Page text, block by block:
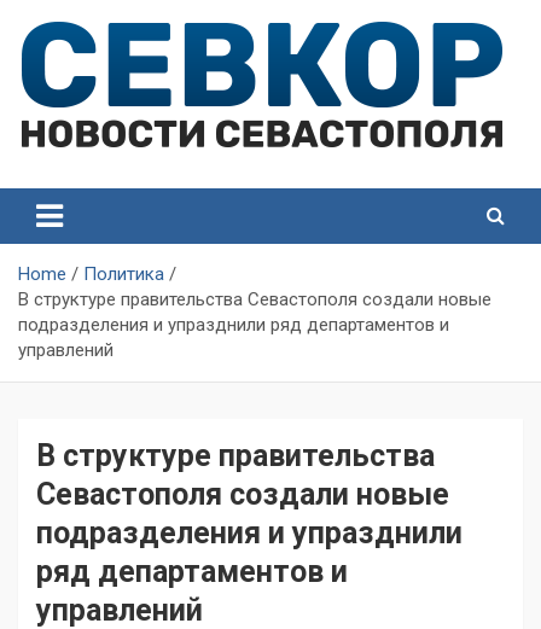
content
Севастополя
Севастополя
Home
Политика
В структуре правительства Севастополя создали новые
подразделения и упразднили ряд департаментов и
управлений
В структуре правительства
Севастополя создали новые
подразделения и упразднили
ряд департаментов и
управлений